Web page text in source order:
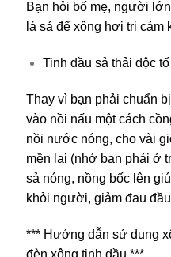
Bạn hỏi bố mẹ, người
lá sả để xông hơi trị cảm
Tinh dầu sả thải độc
Thay vì bạn phải chuẩn
vào nồi nấu một cách
nồi nước nóng, cho vài
mền lại (nhớ bạn phải ở
sả nóng, nồng bốc lên
khỏi người, giảm đau
*** Hướng dẫn sử dụng
đèn xông tinh dầu ***